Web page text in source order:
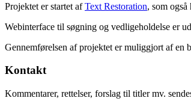
Projektet er startet afText Restoration, som
Webinterface til søgning og vedligeholdelse er
Gennemførelsen af projektet er muliggjort af
Kontakt
Kommentarer, rettelser, forslag til titler mv.